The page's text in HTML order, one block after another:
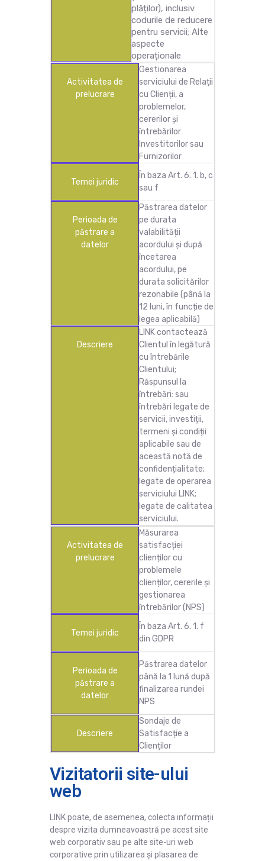
plăților), inclusiv
codurile de reducere
pentru servicii; Alte
aspecte
operaționale
Activitatea de
prelucrare
Gestionarea
serviciului de Relații
cu Clienții, a
problemelor,
cererilor și
întrebărilor
Investitorilor sau
Furnizorilor
Temei juridic
În baza Art. 6. 1. b, c
sau f
Perioada de
păstrare a
datelor
Păstrarea datelor
pe durata
valabilității
acordului și după
încetarea
acordului, pe
durata solicitărilor
rezonabile (până la
12 luni, în funcție de
legea aplicabilă)
Descriere
LINK contactează
Clientul în legătură
cu întrebările
Clientului;
Răspunsul la
întrebări: sau
întrebări legate de
servicii, investiții,
termeni și condiții
aplicabile sau de
această notă de
confidențialitate;
legate de operarea
serviciului LINK;
legate de calitatea
serviciului.
Activitatea de
prelucrare
Măsurarea
satisfacției
clienților cu
problemele
clienților, cererile și
gestionarea
întrebărilor (NPS)
Temei juridic
În baza Art. 6. 1. f
din GDPR
Perioada de
păstrare a
datelor
Păstrarea datelor
până la 1 lună după
finalizarea rundei
NPS
Descriere
Sondaje de
Satisfacție a
Clienților
Vizitatorii site-ului
web
LINK poate, de asemenea, colecta informații
despre vizita dumneavoastră pe acest site
web corporativ sau pe alte site-uri web
corporative prin utilizarea și plasarea de